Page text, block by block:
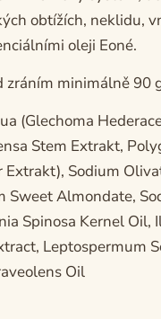
obtížích, neklidu,
oleji Eoné.
zráním minimálně 90
(Glechoma
Stem Extrakt,
Extrakt), Sodium
Sweet Almondate,
Spinosa Kernel Oil,
Leptospermum
Oil